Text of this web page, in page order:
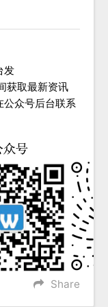
发
获取最新资讯
公众号后台联系
Share